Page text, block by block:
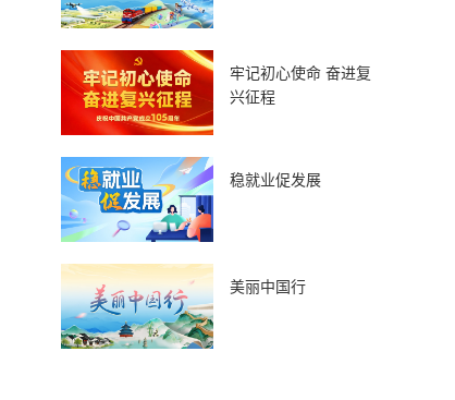
牢记初心使命 奋进复
兴征程
稳就业促发展
美丽中国行